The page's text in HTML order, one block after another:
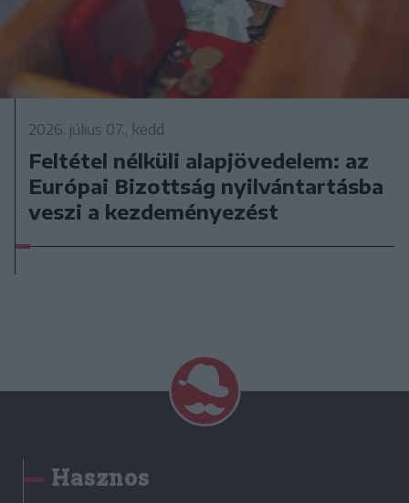
2026. július 07., kedd
Feltétel nélküli alapjövedelem: az
Európai Bizottság nyilvántartásba
veszi a kezdeményezést
Hasznos